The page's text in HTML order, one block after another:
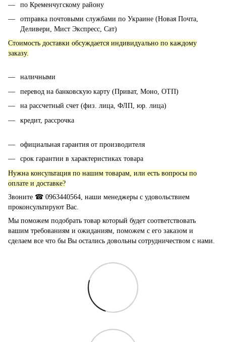
по Кременчугскому району
отправка почтовыми службами по Украине (Новая Почта,
Деливери, Мист Экспресс, Сат)
Стоимость доставки обсуждается индивидуально по каждому
заказу.
наличными
перевод на банковскую карту (Приват, Моно, ОТП)
на рассчетный счет (физ. лица, ФЛП, юр. лица)
кредит, рассрочка
официальная гарантия от производителя
срок гарантии в характеристиках товара
Нужна консультация по нашим товарам, или есть вопросы по
оплате и доставке?
Звоните ☎ 0963440564, наши менеджеры с удовольствием
проконсультируют Вас.
Мы поможем подобрать товар который будет соответствовать
вашим требованиям и ожиданиям, поможем с его заказом и
сделаем все что бы Вы остались довольны сотрудничеством с нами.